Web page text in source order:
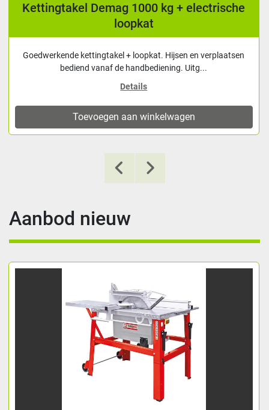
Kettingtakel Demag 1000 kg + electrische
loopkat
Goedwerkende kettingtakel + loopkat. Hijsen en verplaatsen
bediend vanaf de handbediening. Uitg...
Details
Toevoegen aan winkelwagen
Aanbod nieuw